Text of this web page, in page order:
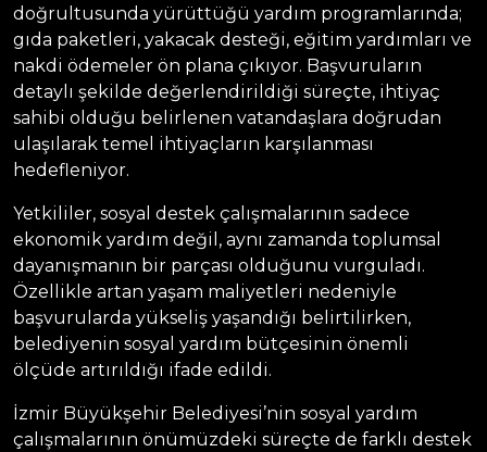
doğrultusunda yürüttüğü yardım programlarında;
gıda paketleri, yakacak desteği, eğitim yardımları ve
nakdi ödemeler ön plana çıkıyor. Başvuruların
detaylı şekilde değerlendirildiği süreçte, ihtiyaç
sahibi olduğu belirlenen vatandaşlara doğrudan
ulaşılarak temel ihtiyaçların karşılanması
hedefleniyor.
Yetkililer, sosyal destek çalışmalarının sadece
ekonomik yardım değil, aynı zamanda toplumsal
dayanışmanın bir parçası olduğunu vurguladı.
Özellikle artan yaşam maliyetleri nedeniyle
başvurularda yükseliş yaşandığı belirtilirken,
belediyenin sosyal yardım bütçesinin önemli
ölçüde artırıldığı ifade edildi.
İzmir Büyükşehir Belediyesi’nin sosyal yardım
çalışmalarının önümüzdeki süreçte de farklı destek